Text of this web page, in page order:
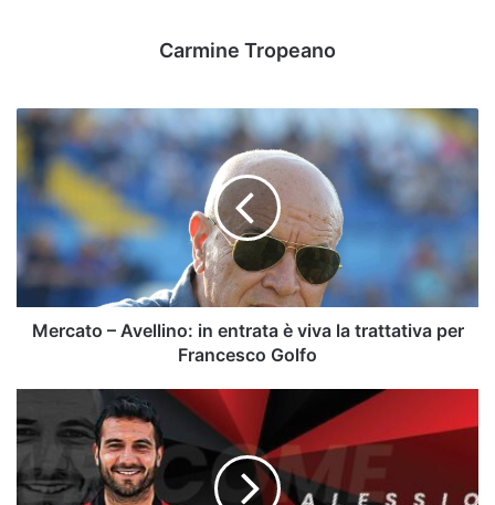
Carmine Tropeano
Mercato
–
Avellino:
in
entrata
è
viva
la
trattativa
perMercato – Avellino: in entrata è viva la trattativa per
Francesco Golfo
-
Avellino:
Alessio
Curcio